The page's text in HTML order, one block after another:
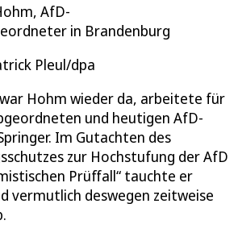
AfD-
in Brandenburg
Pleul/dpa
Hohm wieder da, arbeitete für
und heutigen AfD-
Im Gutachten des
zur Hochstufung der AfD
Prüffall“ tauchte er
vermutlich deswegen zeitweise